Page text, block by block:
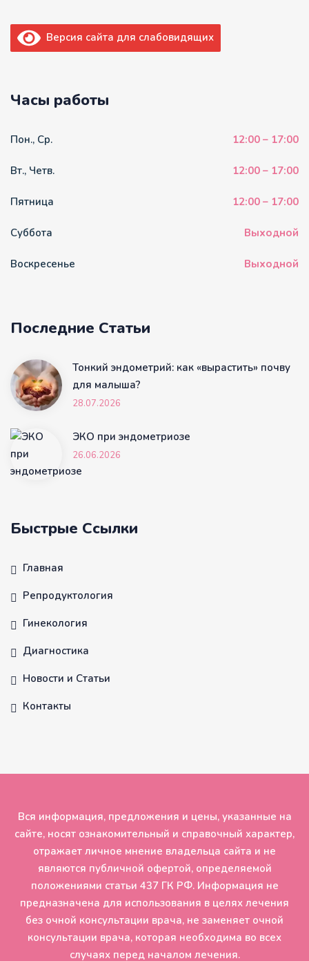
Версия сайта для слабовидящих
Часы работы
Пон., Ср. 12:00 – 17:00
Вт., Четв. 12:00 – 17:00
Пятница 12:00 – 17:00
Суббота Выходной
Воскресенье Выходной
Последние Статьи
Тонкий эндометрий: как «вырастить» почву
для малыша?
28.07.2026
ЭКО при эндометриозе
26.06.2026
Быстрые Ссылки
Главная
Репродуктология
Гинекология
Диагностика
Новости и Статьи
Контакты
Вся информация, предложения и цены, указанные на
сайте, носят ознакомительный и справочный характер,
отражает личное мнение владельца сайта и не
являются публичной офертой, определяемой
положениями статьи 437 ГК РФ. Информация не
предназначена для использования в целях лечения
без очной консультации врача, не заменяет очной
консультации врача, которая необходима во всех
случаях перед началом лечения.